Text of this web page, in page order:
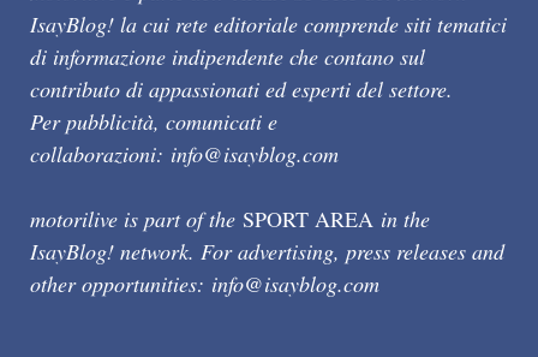
IsayBlog! la cui rete editoriale comprende siti tematici
di informazione indipendente che contano sul
contributo di appassionati ed esperti del settore.
Per pubblicità, comunicati e
collaborazioni: info@isayblog.com
motorilive is part of the SPORT AREA in the
IsayBlog! network. For advertising, press releases and
other opportunities: info@isayblog.com